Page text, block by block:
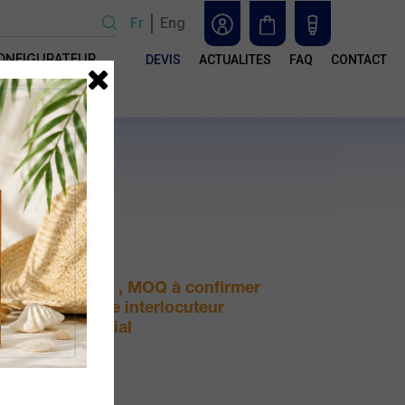
Fr Eng
DEVIS ACTUALITES FAQ CONTACT
Sur devis , MOQ à confirmer
avec votre interlocuteur
commercial